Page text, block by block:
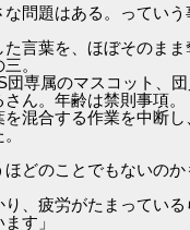
問題はある。っていう
言葉を、ほぼそのまま
。
団専属のマスコット、
ん。年齢は禁則事項。
混合する作業を中断
ほどのことでもないの
、疲労がたまっている
す」